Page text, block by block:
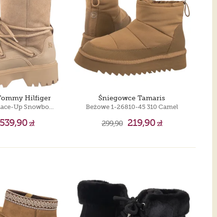
Hilfiger
539,90zł
Śniegowce Tamaris
Beżowe 1-26810-45 310 Camel
299,90 219,90zł